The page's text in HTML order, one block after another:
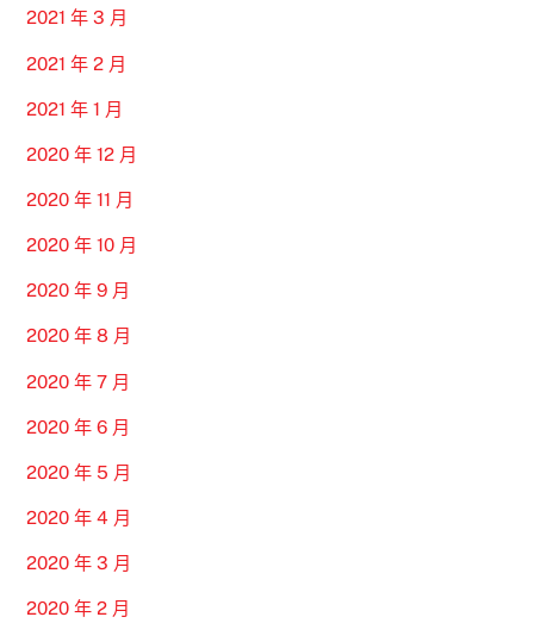
2021 年 3 月
2021 年 2 月
2021 年 1 月
2020 年 12 月
2020 年 11 月
2020 年 10 月
2020 年 9 月
2020 年 8 月
2020 年 7 月
2020 年 6 月
2020 年 5 月
2020 年 4 月
2020 年 3 月
2020 年 2 月